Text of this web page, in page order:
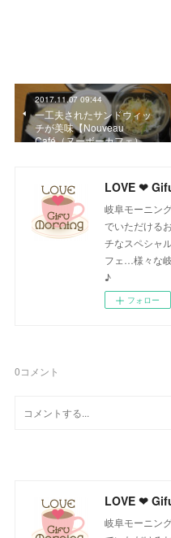
2017.11.07 09:44
一工夫されたサンドウィッ
チが美味【Nouveau
Café（ヌーボーカフェ）…
岐阜モーニン
でいただける
チなスペシャ
フェ…様々な
♪
フォロー
0コメント
岐阜モーニン